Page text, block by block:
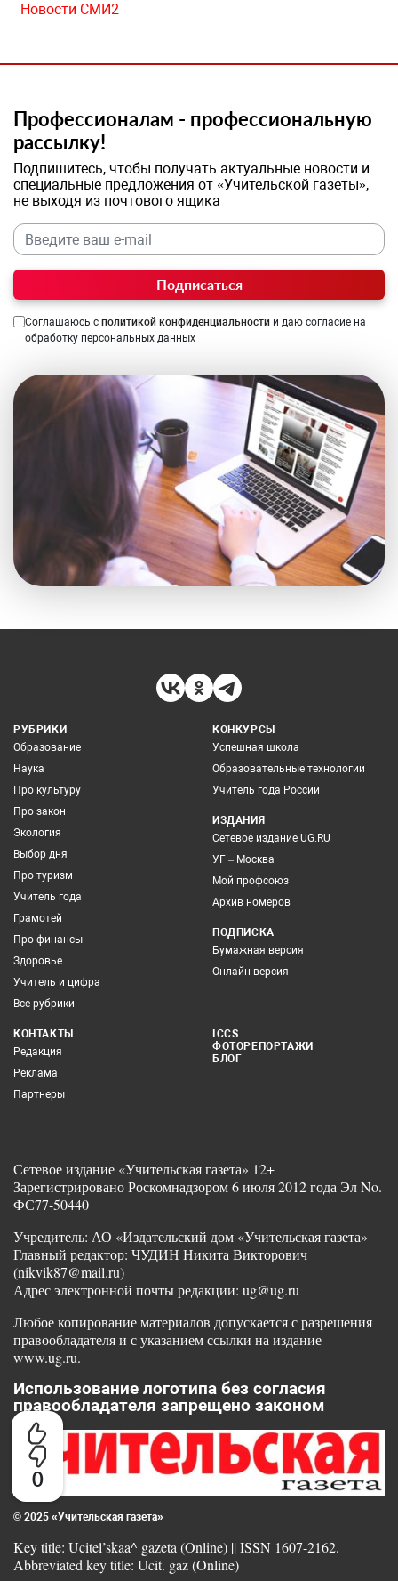
0
Новости СМИ2
Профессионалам - профессиональную
рассылку!
Подпишитесь, чтобы получать актуальные новости и
специальные предложения от «Учительской газеты»,
не выходя из почтового ящика
Подписаться
Соглашаюсь с политикой конфиденциальности и даю согласие на
обработку персональных данных
РУБРИКИ
Образование
Наука
Про культуру
Про закон
Экология
Выбор дня
Про туризм
Учитель года
Грамотей
Про финансы
Здоровье
Учитель и цифра
Все рубрики
КОНКУРСЫ
Успешная школа
Образовательные технологии
Учитель года России
ИЗДАНИЯ
Сетевое издание UG.RU
УГ – Москва
Мой профсоюз
Архив номеров
ПОДПИСКА
Бумажная версия
Онлайн-версия
КОНТАКТЫ
Редакция
Реклама
Партнеры
ICCS
ФОТОРЕПОРТАЖИ
БЛОГ
Сетевое издание «Учительская газета» 12+
Зарегистрировано Роскомнадзором 6 июля 2012 года Эл No.
ФС77-50440
Учредитель: АО «Издательский дом «Учительская газета»
Главный редактор: ЧУДИН Никита Викторович
(nikvik87@mail.ru)
Адрес электронной почты редакции: ug@ug.ru
Любое копирование материалов допускается с разрешения
правообладателя и с указанием ссылки на издание
www.ug.ru.
Использование логотипа без согласия
правообладателя запрещено законом
© 2025 «Учительская газета»
Key title: Ucitel’skaa^ gazeta (Online) || ISSN 1607-2162.
Abbreviated key title: Ucit. gaz (Online)